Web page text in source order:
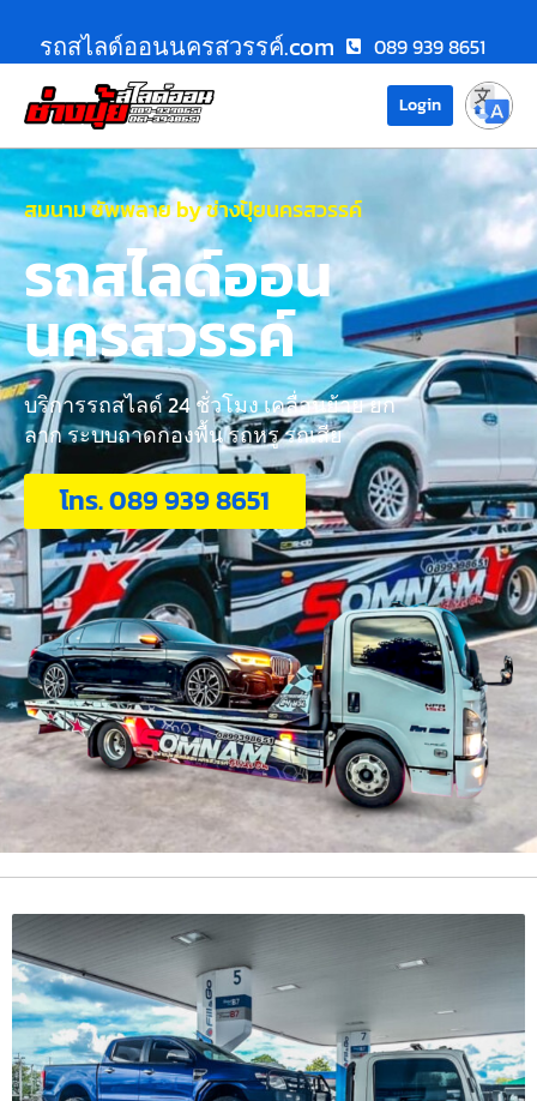
รถสไลด์ออนนครสวรรค์.com 089 939 8651
Login
สมนาม ซัพพลาย by ช่างปุ้ยนครสวรรค์
รถสไลด์ออน
นครสวรรค์
บริการรถสไลด์ 24 ชั่วโมง เคลื่อนย้าย ยก
ลาก ระบบถาดกองพื้น รถหรู รถเสีย
โทร. 089 939 8651